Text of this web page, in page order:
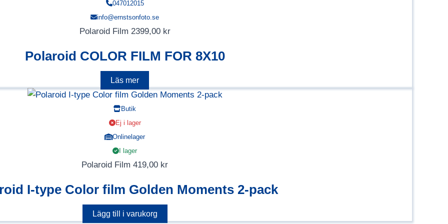
047012015
info@ernstsonfoto.se
Polaroid Film 2399,00 kr
Polaroid COLOR FILM FOR 8X10
Läs mer
Butik
Ej i lager
Onlinelager
I lager
Polaroid Film 419,00 kr
I-type Color film Golden Moments 2-pack
Lägg till i varukorg